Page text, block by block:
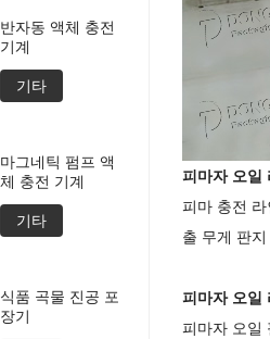
피마자 오일
피마 충전
출 무게 판
피마자 오일
피마자 오일
반자동 액체 충전
기계
기타
마그네틱 펌프 액
체 충전 기계
기타
식품 곡물 진공 포
장기